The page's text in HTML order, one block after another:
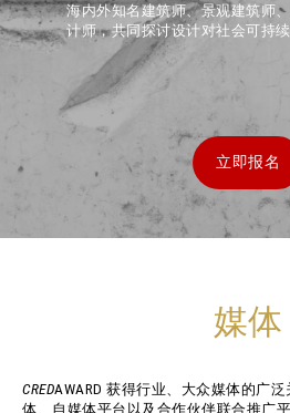
海内外知名建筑师、景观建筑师
计师，共同探讨设计对社会可持
立即报名
媒体
CREDAWARD 获得行业、大众媒体的广
体、自媒体平台以及合作伙伴联合推广